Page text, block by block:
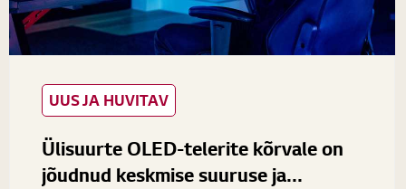
UUS JA HUVITAV
Ülisuurte OLED-telerite kõrvale on
jõudnud keskmise suuruse ja...